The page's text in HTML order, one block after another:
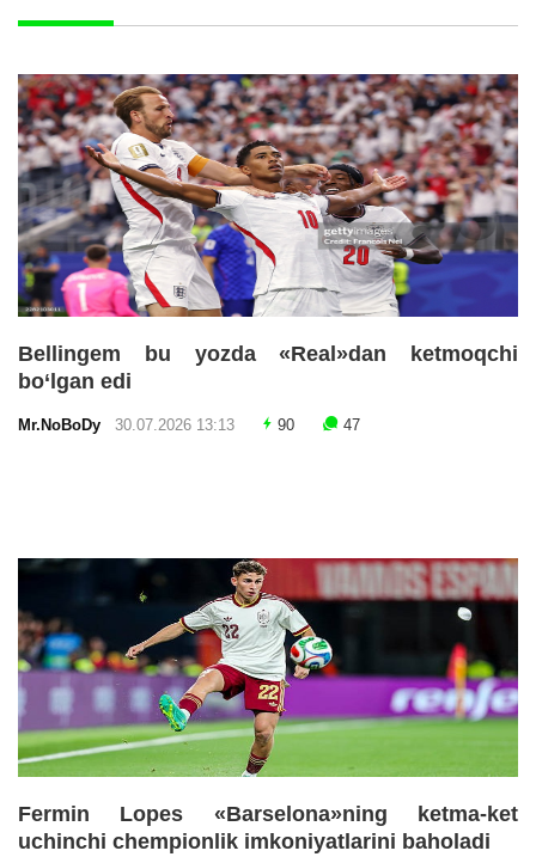
Bellingem bu yozda «Real»dan ketmoqchi
bo‘lgan edi
Mr.NoBoDy 30.07.2026 13:13 90 47
Fermin Lopes «Barselona»ning ketma-ket
uchinchi chempionlik imkoniyatlarini baholadi